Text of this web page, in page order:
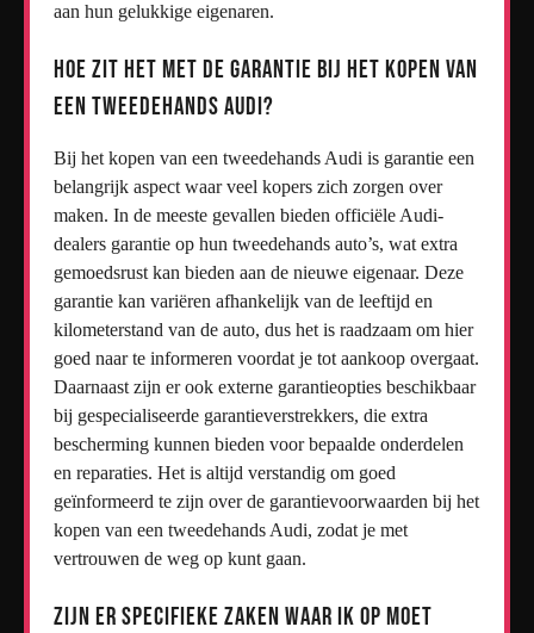
aan hun gelukkige eigenaren.
Hoe zit het met de garantie bij het kopen van
een tweedehands Audi?
Bij het kopen van een tweedehands Audi is garantie een
belangrijk aspect waar veel kopers zich zorgen over
maken. In de meeste gevallen bieden officiële Audi-
dealers garantie op hun tweedehands auto’s, wat extra
gemoedsrust kan bieden aan de nieuwe eigenaar. Deze
garantie kan variëren afhankelijk van de leeftijd en
kilometerstand van de auto, dus het is raadzaam om hier
goed naar te informeren voordat je tot aankoop overgaat.
Daarnaast zijn er ook externe garantieopties beschikbaar
bij gespecialiseerde garantieverstrekkers, die extra
bescherming kunnen bieden voor bepaalde onderdelen
en reparaties. Het is altijd verstandig om goed
geïnformeerd te zijn over de garantievoorwaarden bij het
kopen van een tweedehands Audi, zodat je met
vertrouwen de weg op kunt gaan.
Zijn er specifieke zaken waar ik op moet